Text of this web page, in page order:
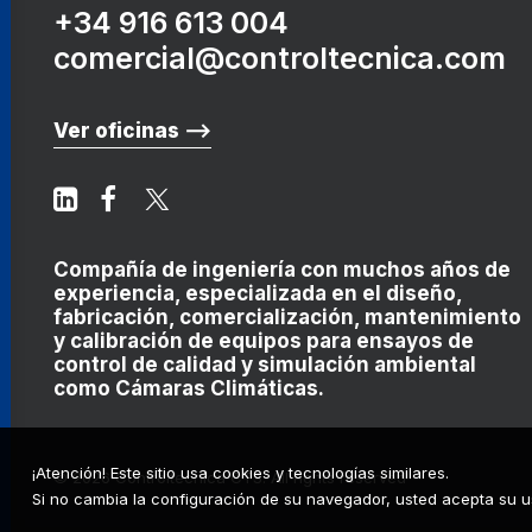
+34 916 613 004
comercial@controltecnica.com
Ver oficinas ⟶
Compañía de ingeniería con muchos años de
experiencia, especializada en el diseño,
fabricación, comercialización, mantenimiento
y calibración de equipos para ensayos de
control de calidad y simulación ambiental
como Cámaras Climáticas.
© 2026 Controltecnica CTS. All rights reserved
¡Atención! Este sitio usa cookies y tecnologías similares.
Si no cambia la configuración de su navegador, usted acepta su